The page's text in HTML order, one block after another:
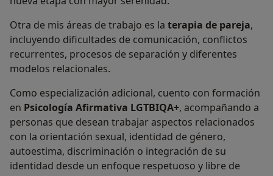
Otra de mis áreas de trabajo es la terapia de pareja,
incluyendo dificultades de comunicación, conflictos
recurrentes, procesos de separación y diferentes
modelos relacionales.
Como especialización adicional, cuento con formación
en Psicología Afirmativa LGTBIQA+, acompañando a
personas que desean trabajar aspectos relacionados
con la orientación sexual, identidad de género,
autoestima, discriminación o integración de su
identidad desde un enfoque respetuoso y libre de